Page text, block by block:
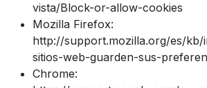
vista/Block-or-allow-cookies
Mozilla Firefox:
http://support.mozilla.org/es/kb/
sitios-web-guarden-sus-
Chrome: